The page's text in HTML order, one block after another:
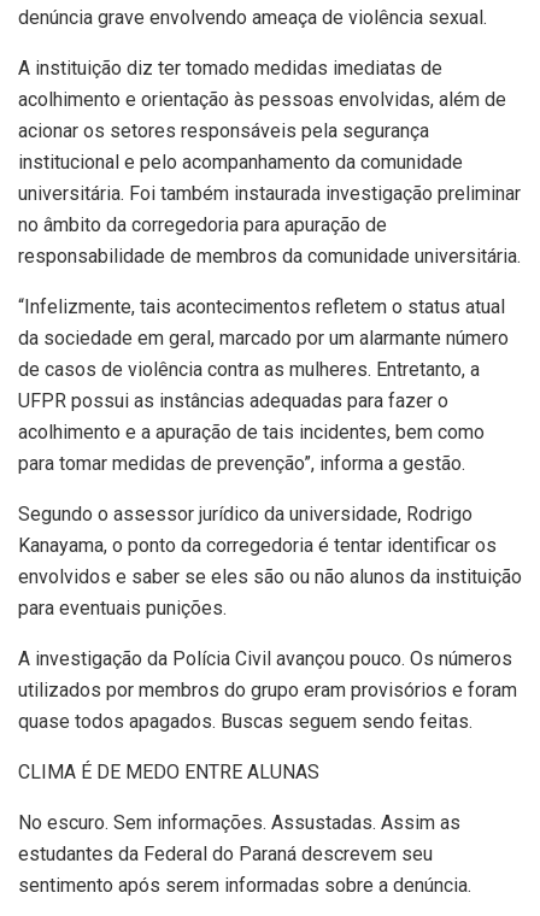
denúncia grave envolvendo ameaça de violência sexual.
A instituição diz ter tomado medidas imediatas de
acolhimento e orientação às pessoas envolvidas, além de
acionar os setores responsáveis pela segurança
institucional e pelo acompanhamento da comunidade
universitária. Foi também instaurada investigação preliminar
no âmbito da corregedoria para apuração de
responsabilidade de membros da comunidade universitária.
“Infelizmente, tais acontecimentos refletem o status atual
da sociedade em geral, marcado por um alarmante número
de casos de violência contra as mulheres. Entretanto, a
UFPR possui as instâncias adequadas para fazer o
acolhimento e a apuração de tais incidentes, bem como
para tomar medidas de prevenção”, informa a gestão.
Segundo o assessor jurídico da universidade, Rodrigo
Kanayama, o ponto da corregedoria é tentar identificar os
envolvidos e saber se eles são ou não alunos da instituição
para eventuais punições.
A investigação da Polícia Civil avançou pouco. Os números
utilizados por membros do grupo eram provisórios e foram
quase todos apagados. Buscas seguem sendo feitas.
CLIMA É DE MEDO ENTRE ALUNAS
No escuro. Sem informações. Assustadas. Assim as
estudantes da Federal do Paraná descrevem seu
sentimento após serem informadas sobre a denúncia.